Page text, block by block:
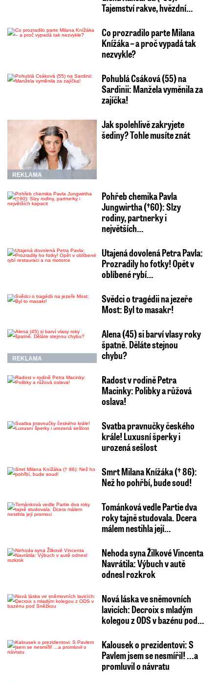
Tajemství rakve, hvězdní…
Co prozradilo parte Milana
Knížáka – a proč vypadá tak
nezvykle?
Pohublá Csáková (55) na
Sardinii: Manžela vyměnila za
zajíčka!
REKLAMA
Jak spolehlivě zakryjete
šediny? Tohle musíte znát
Pohřeb chemika Pavla
Jungwirtha (†60): Slzy
rodiny, partnerky i
největších…
Utajená dovolená Petra Pavla:
Prozradily ho fotky! Opět v
oblíbené rybí…
Svědci o tragédii na jezeře
Most: Byl to masakr!
REKLAMA
Alena (45) si barví vlasy roky
špatně. Děláte stejnou
chybu?
Radost v rodině Petra
Macinky: Polibky a růžová
oslava!
Svatba pravnučky českého
krále! Luxusní šperky i
urozená sešlost
Smrt Milana Knížáka († 86):
Než ho pohřbí, bude soud!
Tománková vedle Partie dva
roky tajně studovala. Dcera
málem nestihla její…
Nehoda syna Žilkové Vincenta
Navrátila: Výbuch v autě
odnesl rozkrok
Nová láska ve sněmovních
lavicích: Decroix s mladým
kolegou z ODS v bazénu pod…
Kalousek o prezidentovi: S
Pavlem jsem se nesmířil! ...a
promluvil o návratu